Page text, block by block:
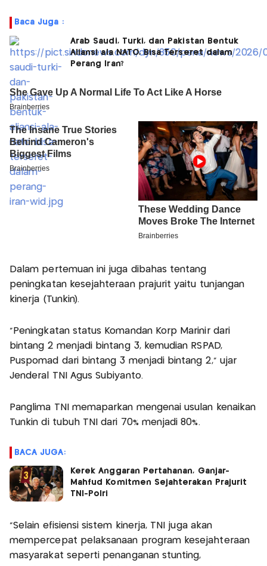
Baca Juga :
Arab Saudi, Turki, dan Pakistan Bentuk
Aliansi ala NATO, Bisa Terseret dalam
Perang Iran?
Dalam pertemuan ini juga dibahas tentang
peningkatan kesejahteraan prajurit yaitu tunjangan
kinerja (Tunkin).
"Peningkatan status Komandan Korp Marinir dari
bintang 2 menjadi bintang 3, kemudian RSPAD,
Puspomad dari bintang 3 menjadi bintang 2," ujar
Jenderal TNI Agus Subiyanto.
Panglima TNI memaparkan mengenai usulan kenaikan
Tunkin di tubuh TNI dari 70% menjadi 80%.
BACA JUGA:
Kerek Anggaran Pertahanan, Ganjar-
Mahfud Komitmen Sejahterakan Prajurit
TNI-Polri
"Selain efisiensi sistem kinerja, TNI juga akan
mempercepat pelaksanaan program kesejahteraan
masyarakat seperti penanganan stunting,